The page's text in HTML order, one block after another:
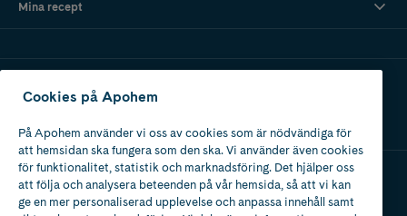
Mina recept
Apotek med tillstånd
av Läkemedelsverket
Cookies på Apohem
På Apohem använder vi oss av cookies som är nödvändiga för
att hemsidan ska fungera som den ska. Vi använder även cookies
för funktionalitet, statistik och marknadsföring. Det hjälper oss
att följa och analysera beteenden på vår hemsida, så att vi kan
ge en mer personaliserad upplevelse och anpassa innehåll samt